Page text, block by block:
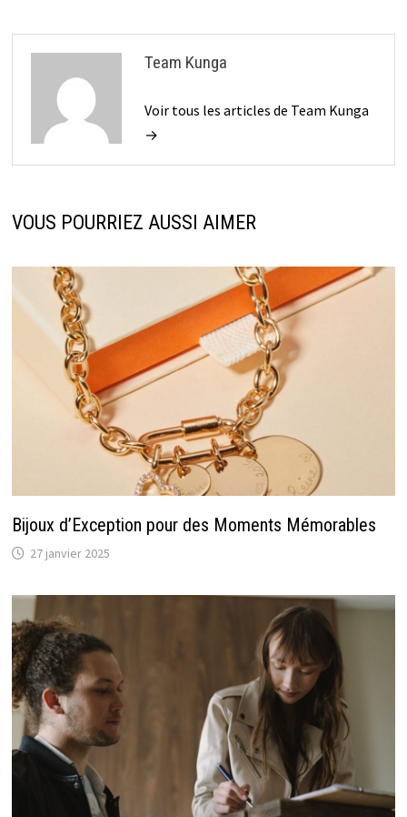
Team Kunga
Voir tous les articles de Team Kunga
→
VOUS POURRIEZ AUSSI AIMER
Bijoux d’Exception pour des Moments Mémorables
27 janvier 2025